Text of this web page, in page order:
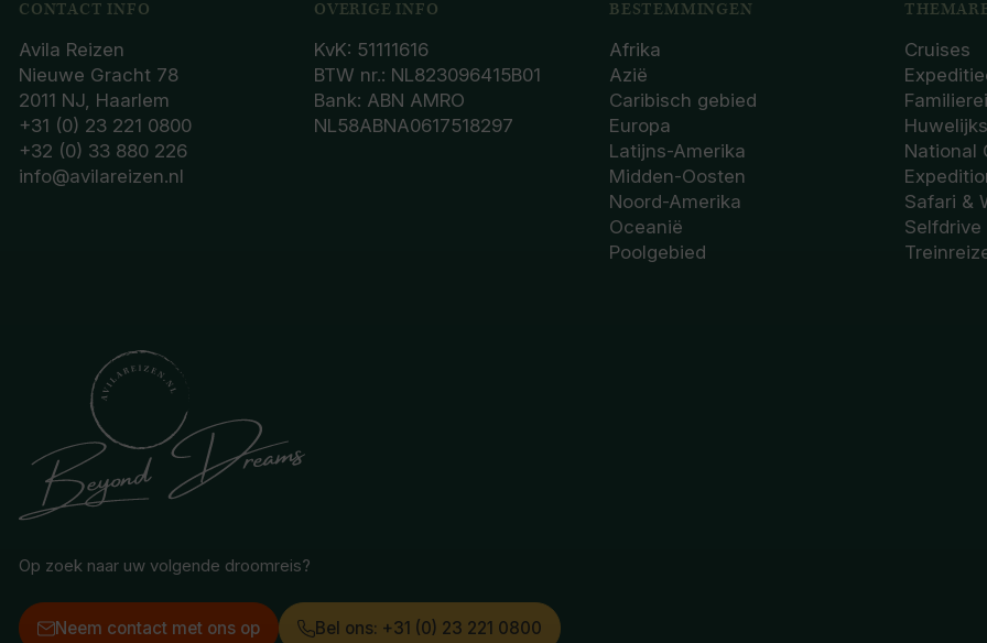
CONTACT INFO
Avila Reizen
Nieuwe Gracht 78
2011 NJ, Haarlem
+31 (0) 23 221 0800
+32 (0) 33 880 226
info@avilareizen.nl
OVERIGE INFO
KvK: 51111616
BTW nr.: NL823096415B01
Bank: ABN AMRO
NL58ABNA0617518297
BESTEMMINGEN
Afrika
Azië
Caribisch gebied
Europa
Latijns-Amerika
Midden-Oosten
Noord-Amerika
Oceanië
Poolgebied
Cruises
National
Safari &
Selfdrive
Op zoek naar uw volgende droomreis?
Neem contact met ons op Bel ons: +31 (0) 23 221 0800